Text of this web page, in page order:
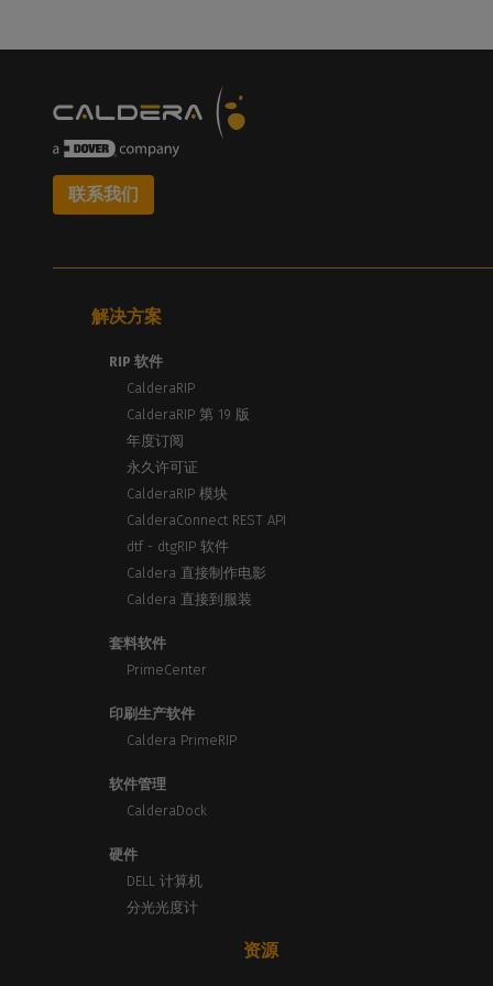
联系我们
解决方案
RIP 软件
CalderaRIP
CalderaRIP 第 19 版
年度订阅
永久许可证
CalderaRIP 模块
CalderaConnect REST API
dtf - dtgRIP 软件
Caldera 直接制作电影
Caldera 直接到服装
套料软件
PrimeCenter
印刷生产软件
Caldera PrimeRIP
软件管理
CalderaDock
硬件
DELL 计算机
分光光度计
资源